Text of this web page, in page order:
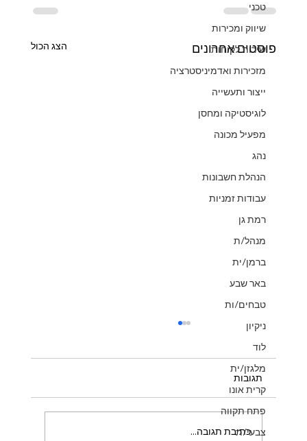
טכני
שיווק ומכירות
שירות לקוחות
מזכירות ואדמיניסטרציה
ייצור ותעשייה
לוגיסטיקה ומחסן
מפעיל מכונה
נהג
הנהלת חשבונות
עבודות זמניות
רמת גן
מנהל/ת
ברמן/ית
באר שבע
טבחים/ות
ניקיון
לוד
מלגזן/ית
קרית אונו
פתח תקווה
צבעי/ת
פוסטים אחרונים הצג הכול
תגובות
כתיבת תגובה...